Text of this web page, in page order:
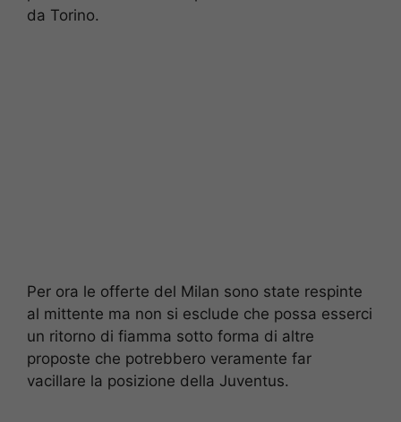
da Torino.
Per ora le offerte del Milan sono state respinte
al mittente ma non si esclude che possa esserci
un ritorno di fiamma sotto forma di altre
proposte che potrebbero veramente far
vacillare la posizione della Juventus.